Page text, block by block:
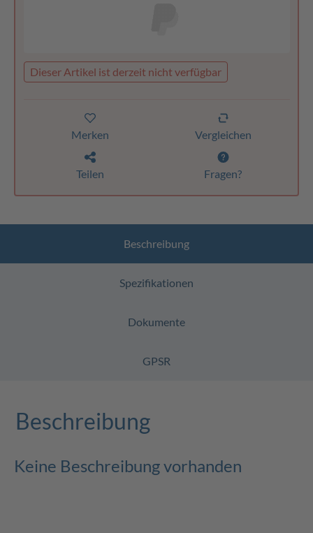
Dieser Artikel ist derzeit nicht verfügbar
Merken Vergleichen
Teilen Fragen?
Beschreibung
Spezifikationen
Dokumente
GPSR
Beschreibung
Keine Beschreibung vorhanden